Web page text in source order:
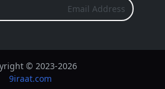
© 2023-2026
9iraat.com